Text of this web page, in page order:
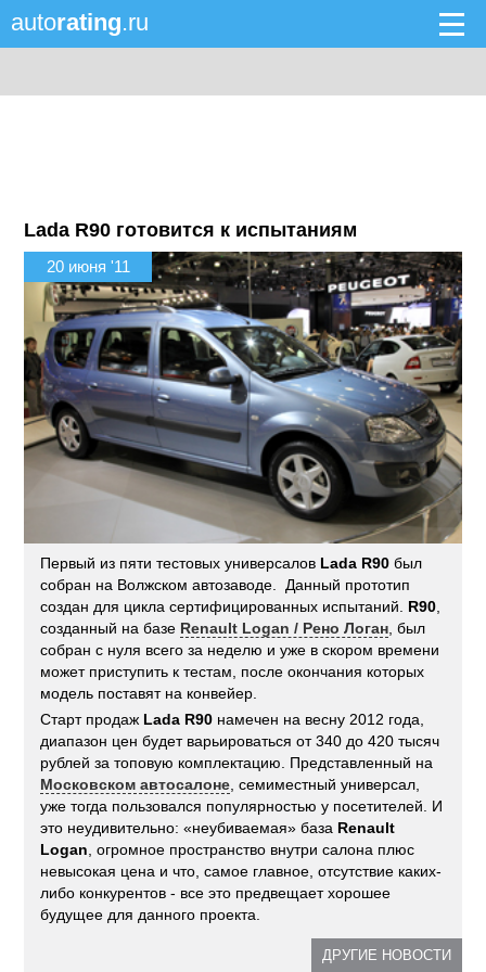
autorating.ru
Lada R90 готовится к испытаниям
20 июня '11
Первый из пяти тестовых универсалов Lada R90 был
собран на Волжском автозаводе. Данный прототип
создан для цикла сертифицированных испытаний. R90
созданный на базе Renault Logan / Рено Логан , был
собран с нуля всего за неделю и уже в скором времени
может приступить к тестам, после окончания которых
модель поставят на конвейер.
Старт продаж Lada R90 намечен на весну 2012 года,
диапазон цен будет варьироваться от 340 до 420 тысяч
рублей за топовую комплектацию. Представленный на
Московском автосалоне , семиместный универсал,
уже тогда пользовался популярностью у посетителей. И
это неудивительно: «неубиваемая» база Renault
Logan , огромное пространство внутри салона плюс
невысокая цена и что, самое главное, отсутствие каких-
либо конкурентов - все это предвещает хорошее
будущее для данного проекта.
ДРУГИЕ НОВОСТИ